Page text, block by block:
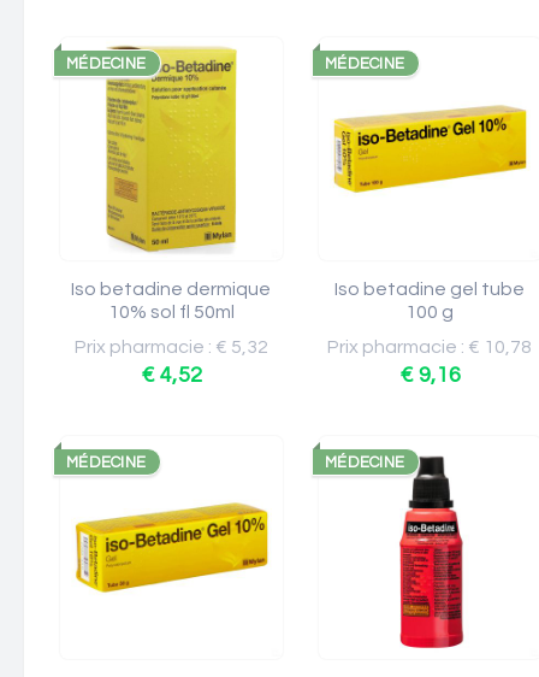
MÉDECINE
Iso betadine dermique
10% sol fl 50ml
Prix pharmacie : € 5,32
€ 4,52
MÉDECINE
Iso betadine gel tube
100 g
Prix pharmacie : € 10,78
€ 9,16
MÉDECINE MÉDECINE